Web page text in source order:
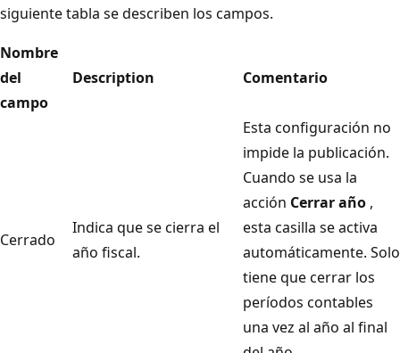
siguiente tabla se describen los campos.
Nombre
del
campo
Description Comentario
Cerrado
Indica que se cierra el
año fiscal.
Esta configuración no
impide la publicación.
Cuando se usa la
acción Cerrar año ,
esta casilla se activa
automáticamente. Solo
tiene que cerrar los
períodos contables
una vez al año al final